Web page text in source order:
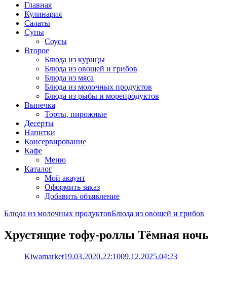
Главная
Кулинария
Салаты
Супы
Соусы
Второе
Блюда из курицы
Блюда из овощей и грибов
Блюда из мяса
Блюда из молочных продуктов
Блюда из рыбы и морепродуктов
Выпечка
Торты, пирожные
Десерты
Напитки
Консервирование
Кафе
Меню
Каталог
Мой акаунт
Оформить заказ
Добавить объявление
Блюда из молочных продуктовБлюда из овощей и грибов
Хрустящие тофу-роллы Тёмная ночь
Kiwamarket19.03.2020.22:1009.12.2025.04:23